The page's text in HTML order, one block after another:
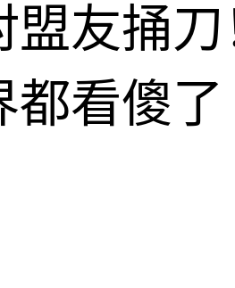
盟友捅
都看傻了